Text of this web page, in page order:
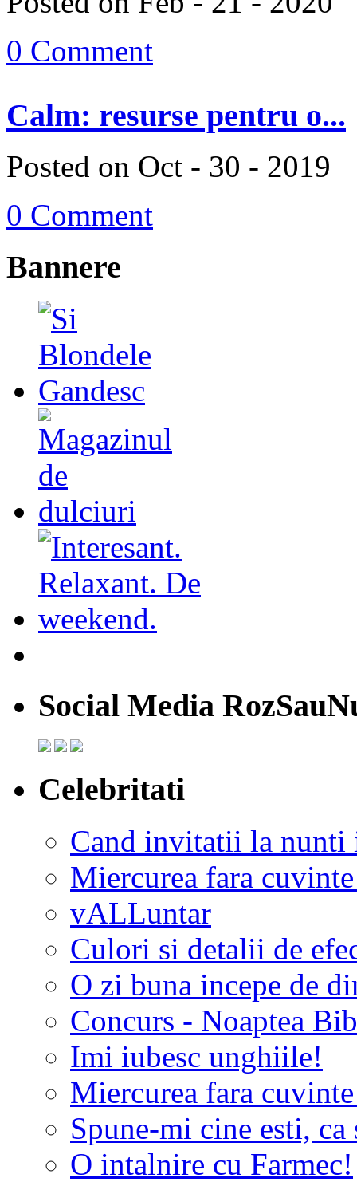
0 Comment
Calm: resurse pentru o...
Posted on Oct - 30 - 2019
0 Comment
Bannere
Social Media
Celebritati
Cand invitatii la nunti
Miercurea fara
vALLuntar
Culori si detalii de
O zi buna incepe de
Concurs - Noaptea
Imi iubesc unghiile!
Miercurea fara
Spune-mi cine esti, ca
O intalnire cu Farmec!